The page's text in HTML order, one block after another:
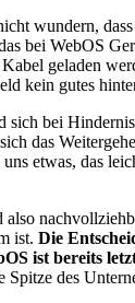
wundern,
bei WebOS
geladen
kein gutes
bei
das
etwas, das
also
ist. Die
ist bereits
des